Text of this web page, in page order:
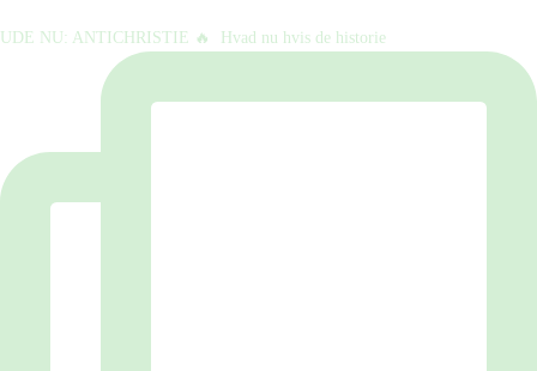
UDE NU: ANTICHRISTIE 🔥⁠ ⁠ Hvad nu hvis de historie